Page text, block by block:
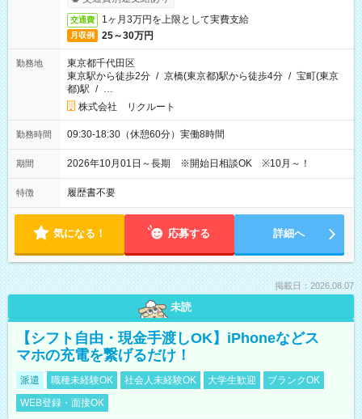
交通費 1ヶ月3万円を上限として実費支給
月収例 25～30万円
勤務地
東京都千代田区
東京駅から徒歩2分 / 京橋(東京都)駅から徒歩4分 / 宝町(東京
都)駅 / …
株式会社 リクルート
勤務時間 09:30-18:30（休憩60分）実働8時間
期間 2026年10月01日～長期 ※開始日相談OK ※10月～！
特徴 履歴書不要
気になる！ 応募する 詳細へ
掲載日：2026.08.07
未読
【シフト自由・現金手渡しOK】iPhoneなどス
マホの充電を繋げるだけ！
派遣 職種未経験OK 社会人未経験OK 大学生歓迎
ブランクOK
WEB登録・面接OK